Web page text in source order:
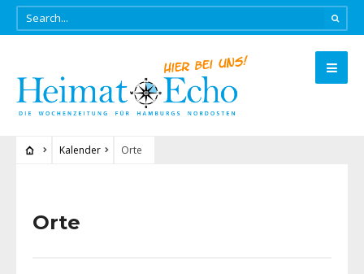
Kalender Orte
Orte